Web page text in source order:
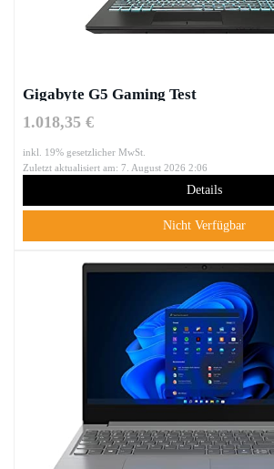
Gigabyte G5 Gaming Test
1.018,35 €
inkl. 19% gesetzlicher MwSt.
Zuletzt aktualisiert am: 7. August 2026 2:06
Details
Nicht Verfügbar